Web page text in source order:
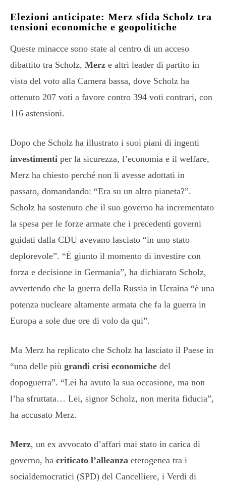
Elezioni anticipate: Merz sfida Scholz tra
tensioni economiche e geopolitiche
Queste minacce sono state al centro di un acceso
dibattito tra Scholz, Merz e altri leader di partito in
vista del voto alla Camera bassa, dove Scholz ha
ottenuto 207 voti a favore contro 394 voti contrari, con
116 astensioni.
Dopo che Scholz ha illustrato i suoi piani di ingenti
investimenti per la sicurezza, l’economia e il welfare,
Merz ha chiesto perché non li avesse adottati in
passato, domandando: “Era su un altro pianeta?”.
Scholz ha sostenuto che il suo governo ha incrementato
la spesa per le forze armate che i precedenti governi
guidati dalla CDU avevano lasciato “in uno stato
deplorevole”. “È giunto il momento di investire con
forza e decisione in Germania”, ha dichiarato Scholz,
avvertendo che la guerra della Russia in Ucraina “è una
potenza nucleare altamente armata che fa la guerra in
Europa a sole due ore di volo da qui”.
Ma Merz ha replicato che Scholz ha lasciato il Paese in
“una delle più grandi crisi economiche del
dopoguerra”. “Lei ha avuto la sua occasione, ma non
l’ha sfruttata… Lei, signor Scholz, non merita fiducia”,
ha accusato Merz.
Merz, un ex avvocato d’affari mai stato in carica di
governo, ha criticato l’alleanza eterogenea tra i
socialdemocratici (SPD) del Cancelliere, i Verdi di